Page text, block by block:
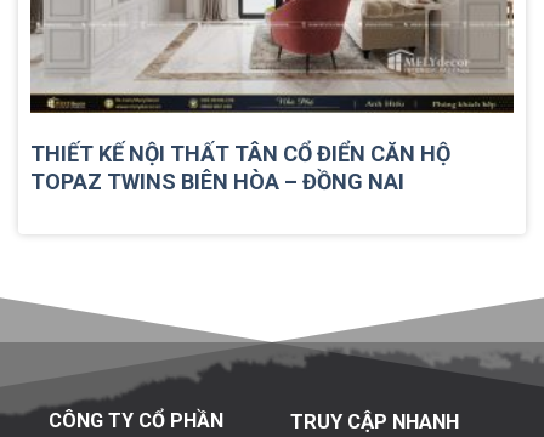
THIẾT KẾ NỘI THẤT TÂN CỔ ĐIỂN CĂN HỘ
TOPAZ TWINS BIÊN HÒA – ĐỒNG NAI
CÔNG TY CỔ PHẦN
TRUY CẬP NHANH